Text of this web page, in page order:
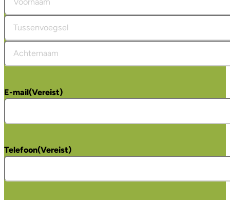
Voornaam
Tussenvoegsel
E-mail(Vereist)
Telefoon(Vereist)